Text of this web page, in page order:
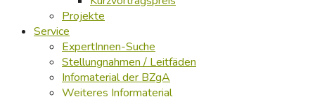
Projekte
Service
ExpertInnen-Suche
Stellungnahmen / Leitfäden
Infomaterial der BZgA
Weiteres Informaterial